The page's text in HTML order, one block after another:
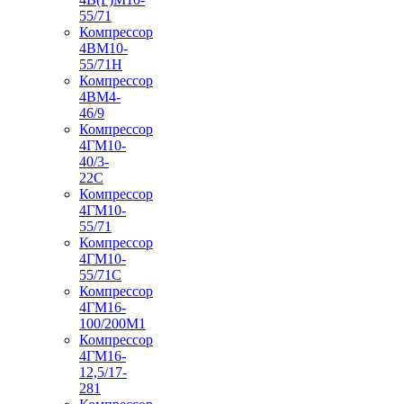
55/71
Компрессор
4ВМ10-
55/71Н
Компрессор
4ВМ4-
46/9
Компрессор
4ГМ10-
40/3-
22С
Компрессор
4ГМ10-
55/71
Компрессор
4ГМ10-
55/71С
Компрессор
4ГМ16-
100/200М1
Компрессор
4ГМ16-
12,5/17-
281